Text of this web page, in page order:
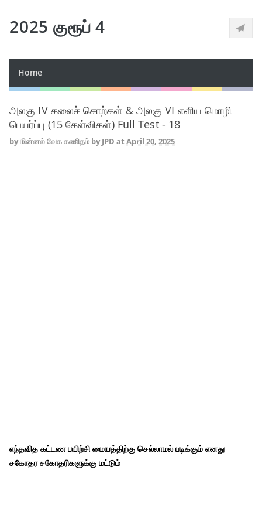
2025 குரூப் 4
Home
அலகு IV கலைச் சொற்கள் & அலகு VI எளிய மொழி
பெயர்ப்பு (15 கேள்விகள்) Full Test - 18
byமின்னல் வேக கணிதம் by JPD at April 20, 2025
எந்தவித கட்டண பயிற்சி மையத்திற்கு செல்லாமல் படிக்கும் எனது
சகோதர சகோதரிகளுக்கு மட்டும்